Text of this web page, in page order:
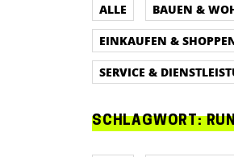
ALLE BAUEN &
EINKAUFEN &
SERVICE &
SCHLAGWORT: